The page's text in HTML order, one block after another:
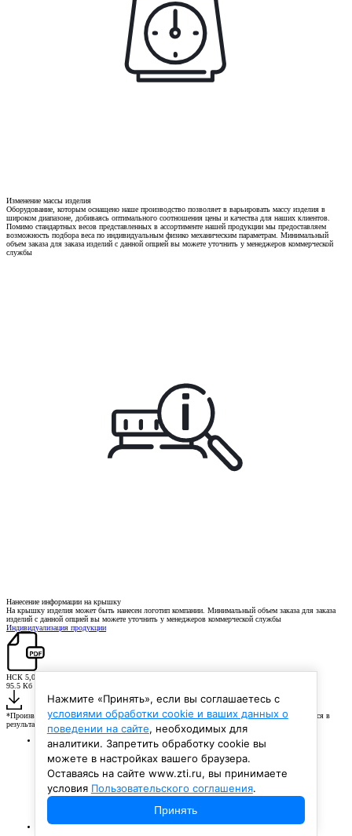
Изменение массы изделия
Оборудование, которым оснащено наше производство позволяет в варьировать массу изделия в
широком диапазоне, добиваясь оптимального соотношения цены и качества для наших клиентов.
Помимо стандартных весов представленных в ассортименте нашей продукции мы предоставляем
возможность подбора веса по индивидуальным физико механическим параметрам. Минимальный
объем заказа для заказа изделий с данной опцией вы можете уточнить у менеджеров коммерческой
службы
Нанесение информации на крышку
На крышку изделия может быть нанесен логотип компании. Минимальный объем заказа для заказа
изделий с данной опцией вы можете уточнить у менеджеров коммерческой службы
Индивидуализация продукции
НСК 5,0 дм3-К2V
95.5 Кб
*Производитель не несет ответственность за повреждения и выход тары из строя, случившиеся в
результате несоблюдения рекомендаций по эксплуатации продукции
Каталог
Бочки
Баки
Канистры
Флаконы
Аксессуары
Банки для парафармацевтики
Компания
Нажмите «Принять», если вы соглашаетесь с
условиями обработки cookie и ваших данных о
поведении на сайте, необходимых для
аналитики. Запретить обработку cookie вы
можете в настройках вашего браузера.
Оставаясь на сайте www.zti.ru, вы принимаете
условия Пользовательского соглашения.
Принять